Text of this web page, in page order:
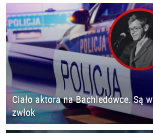
Ciało aktora na Bachledówce. Są
zwłok